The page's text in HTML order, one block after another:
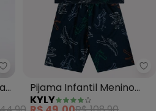
Up Baby - Pijama Infantil
Pijama Infantil Menino
Jacaré (Azul Marinho)
KYLY